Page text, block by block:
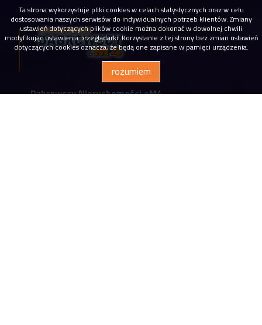
Dąbrowscy Nieruchomości eM4
Ta strona wykorzystuje pliki cookies w celach statystycznych oraz w celu
dostosowania naszych serwisów do indywidualnych potrzeb klientów. Zmiany
ustawień dotyczących plików cookie można dokonać w dowolnej chwili
modyfikując ustawienia przeglądarki. Korzystanie z tej strony bez zmian ustawień
dotyczących cookies oznacza, że będą one zapisane w pamięci urządzenia.
rozumiem